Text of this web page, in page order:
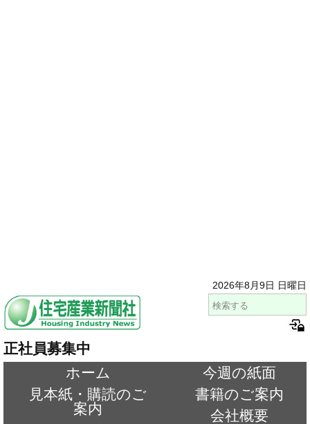
2026年8月9日 日曜日
正社員募集中
ホーム
今週の紙面
見本紙・購読のご
案内
書籍のご案内
会社概要